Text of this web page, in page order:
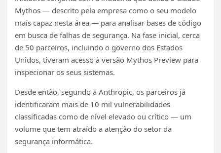
Mythos — descrito pela empresa como o seu modelo
mais capaz nesta área — para analisar bases de código
em busca de falhas de segurança. Na fase inicial, cerca
de 50 parceiros, incluindo o governo dos Estados
Unidos, tiveram acesso à versão Mythos Preview para
inspecionar os seus sistemas.
Desde então, segundo a Anthropic, os parceiros já
identificaram mais de 10 mil vulnerabilidades
classificadas como de nível elevado ou crítico — um
volume que tem atraído a atenção do setor da
segurança informática.